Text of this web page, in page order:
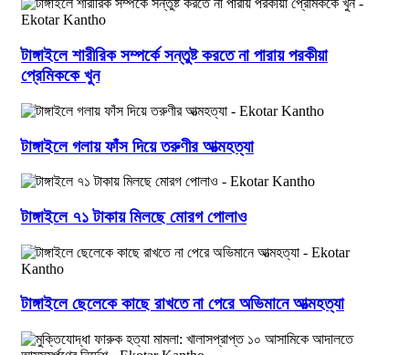
টাঙ্গাইলে শারীরিক সম্পর্কে সন্তুষ্ট করতে না পারায় পরকীয়া
প্রেমিককে খুন
টাঙ্গাইলে গলায় ফাঁস দিয়ে তরুণীর আত্মহত্যা
টাঙ্গাইলে ৭১ টাকায় মিলছে মোরগ পোলাও
টাঙ্গাইলে ছেলেকে কাছে রাখতে না পেরে অভিমানে আত্মহত্যা